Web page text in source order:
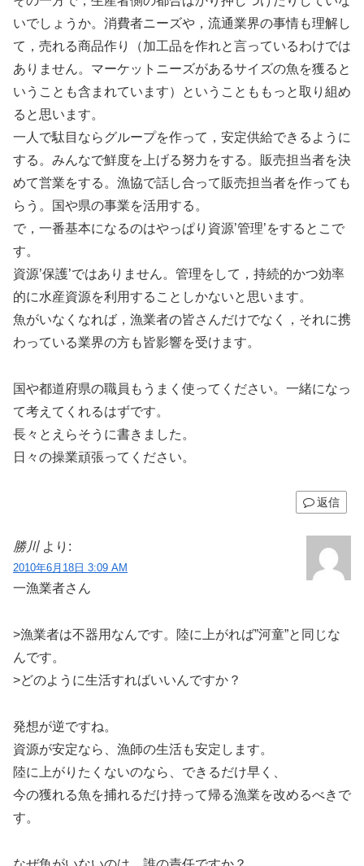
いでしょうか。消費者ニーズや，流通業界の事情も理解し
て，売れる商品作り（加工品を作れと言っているわけでは
ありません。マーケットニーズがあるサイズの魚を獲ると
いうことも含まれています）ということももっと取り組め
ると思います。
一人で駄目ならグループを作って，安定供給できるように
する。みんなで鮮度を上げる努力をする。販売担当者を決
めて営業をする。漁協で話し合って販売担当者を作っても
らう。国や県の事業を活用する。
で，一番基本になるのはやっぱり資源’管理’をするとこで
す。
資源’保護’ではありません。管理をして，持続的かつ効率
的に水産資源を利用することしかないと思います。
魚がいなくなれば，漁業者の皆さんだけでなく，それに携
わっている業界の方も皆影響を受けます。
国や都道府県の職員もうまく使ってください。一緒になっ
て考えてくれるはずです。
長々とえらそうに書きました。
日々の操業頑張ってください。
返信
勝川 より:
2010年6月18日 3:09 AM
一漁業者さん
>漁業者は不器用なんです。陸に上がれば”河童”と同じな
んです。
>どのように生活すればいいんですか？
発想が逆ですね。
資源が安定なら、漁師の生活も安定します。
陸に上がりたくないのなら、できるだけ早く、
今の獲れる魚を捕れるだけ持って帰る漁業を改めるべきで
す。